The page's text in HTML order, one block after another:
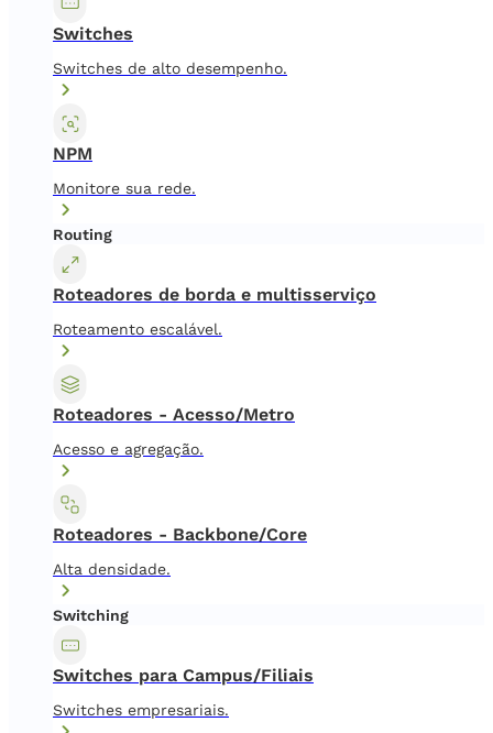
Switches
Switches de alto desempenho.
NPM
Monitore sua rede.
Routing
Roteadores de borda e multisserviço
Roteamento escalável.
Roteadores - Acesso/Metro
Acesso e agregação.
Roteadores - Backbone/Core
Alta densidade.
Switching
Switches para Campus/Filiais
Switches empresariais.